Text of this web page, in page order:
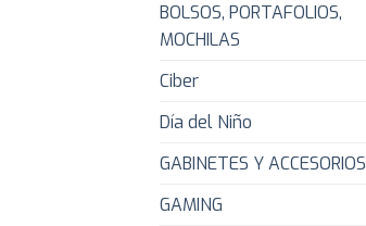
BOLSOS, PORTAFOLIOS,
MOCHILAS
Ciber
Día del Niño
GABINETES Y ACCESORIOS
GAMING